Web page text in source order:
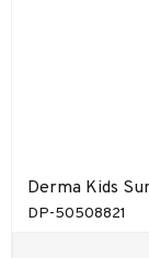
Derma Kids
DP-50508821